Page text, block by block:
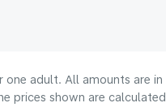
adult. All amounts are
prices shown are